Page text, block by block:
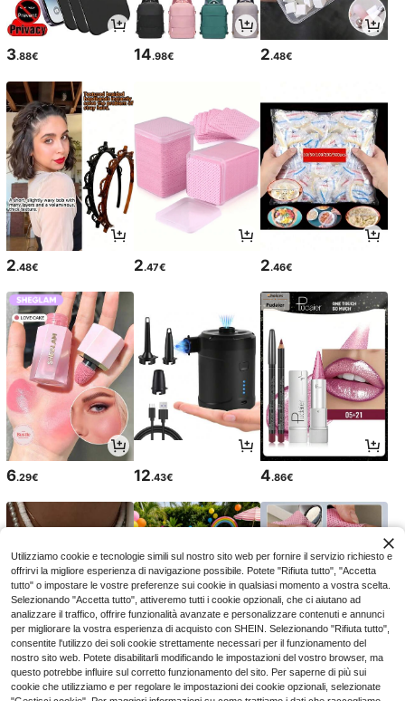
3.88€ 14.98€ 2.48€
2.48€ 2.47€ 2.46€
6.29€ 12.43€ 4.86€
5.81€ 2.98€ 2.48€
Utilizziamo cookie e tecnologie simili sul nostro sito web per fornire il servizio richiesto e
offrirvi la migliore esperienza di navigazione possibile. Potete "Rifiuta tutto", "Accetta
tutto" o impostare le vostre preferenze sui cookie in qualsiasi momento a vostra scelta.
Selezionando "Accetta tutto", attiveremo tutti i cookie opzionali, che ci aiutano ad
analizzare il traffico, offrire funzionalità avanzate e personalizzare contenuti e annunci
per migliorare la vostra esperienza di acquisto con SHEIN. Selezionando "Rifiuta tutto",
consentite l'utilizzo dei soli cookie strettamente necessari per il funzionamento del
nostro sito web. Potete disabilitarli modificando le impostazioni del vostro browser, ma
questo potrebbe influire sul corretto funzionamento del sito. Per saperne di più sui
cookie che utilizziamo e per regolare le impostazioni dei cookie opzionali, selezionate